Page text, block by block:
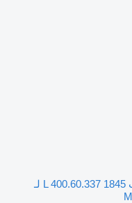
نظام قلاب 1845 L 400.60.337 لـ